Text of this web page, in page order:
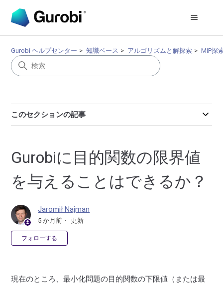
Gurobi ヘルプセンター 知識ベース アルゴリズムと解探索 MIP探
このセクションの記事
Gurobiに目的関数の限界値
を与えることはできるか？
Jaromił Najman
5 か月前 更新
フォローする
現在のところ、最小化問題の目的関数の下限値（または最